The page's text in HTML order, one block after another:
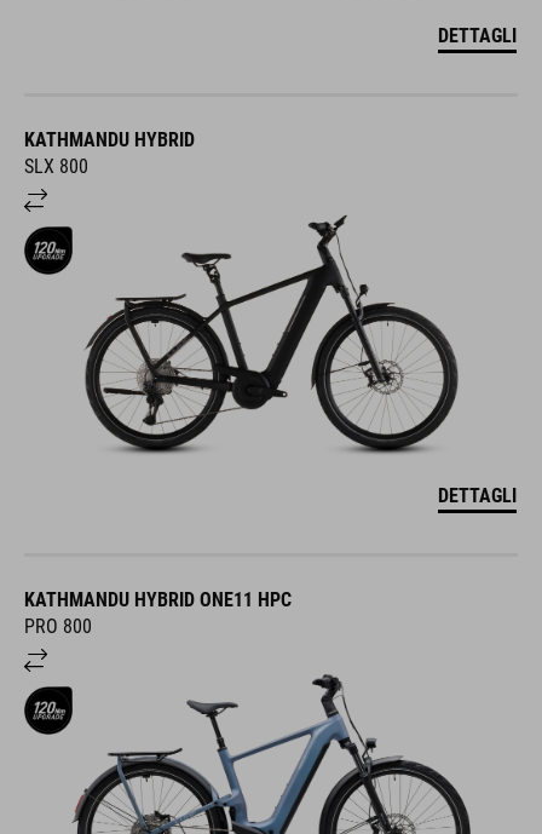
DETTAGLI
KATHMANDU HYBRID
SLX 800
DETTAGLI
KATHMANDU HYBRID ONE11 HPC
PRO 800